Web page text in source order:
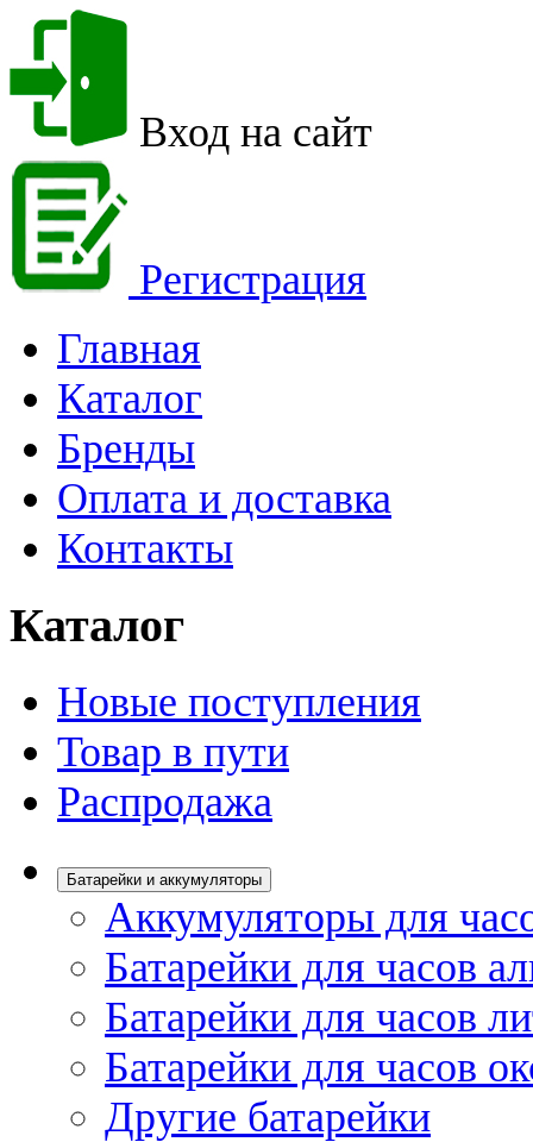
Вход на сайт
Регистрация
Главная
Каталог
Бренды
Оплата и доставка
Контакты
Каталог
Новые поступления
Товар в пути
Распродажа
Батарейки и аккумуляторы
Аккумуляторы для
Батарейки для часов
Батарейки для часов
Батарейки для часов
Другие батарейки